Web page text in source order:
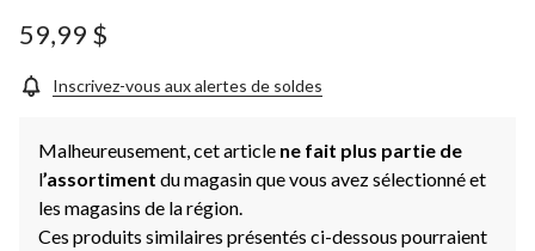
59,99 $
Inscrivez-vous aux alertes de soldes
Malheureusement, cet article ne fait plus partie de
l’assortiment du magasin que vous avez sélectionné et
les magasins de la région.
Ces produits similaires présentés ci-dessous pourraient